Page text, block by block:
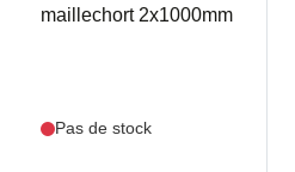
maillechort 2x1000mm
Pas de stock